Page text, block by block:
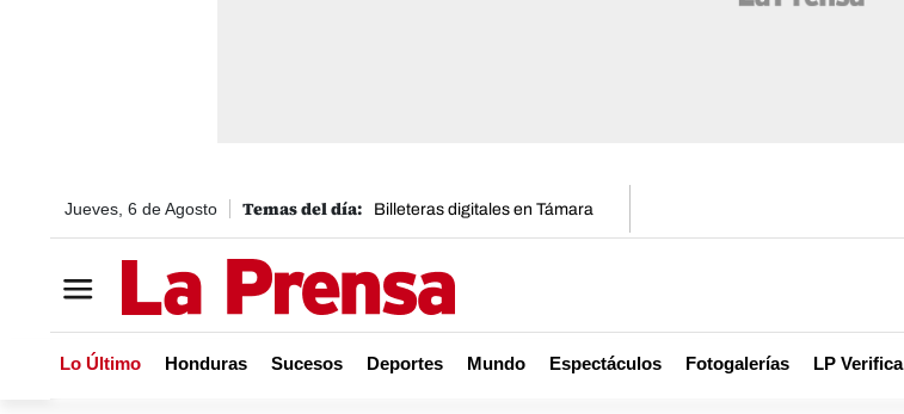
Jueves, 6 de Agosto Billeteras digitales en Támara
Lo Último Honduras Sucesos Deportes Mundo Espectáculos Fotogalerías LP Verifica